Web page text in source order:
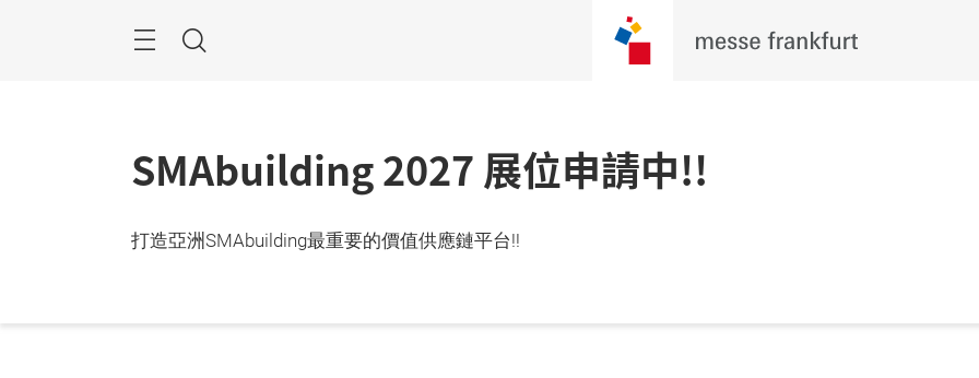
目
搜
SMAbuilding 2027 展位申請中!!
打造亞洲SMAbuilding最重要的價值供應鏈平台!!